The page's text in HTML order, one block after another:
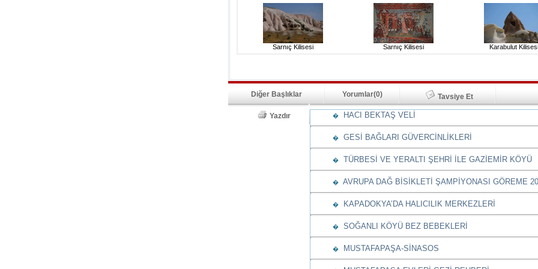
Sarnıç Kilisesi Sarnıç Kilisesi Karabulut Kilisesi
Diğer Başlıklar Yorumlar(0) Tavsiye Et
Yazdır � HACI BEKTAŞ VELİ
� GESİ BAĞLARI GÜVERCİNLİKLERİ
� TÜRBESİ VE YERALTI ŞEHRİ İLE GAZİEMİR KÖYÜ
� AVRUPA DAĞ BİSİKLETİ ŞAMPİYONASI GÖREME
� KAPADOKYA’DA HALICILIK MERKEZLERİ
� SOĞANLI KÖYÜ BEZ BEBEKLERİ
� MUSTAFAPAŞA-SİNASOS